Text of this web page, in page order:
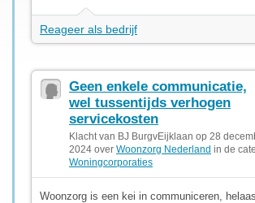
Reageer als bedrijf
Geen enkele communicatie,
wel tussentijds verhogen
servicekosten
Klacht van BJ BurgvEijklaan op 28
2024 over Woonzorg Nederland in de
Woningcorporaties
Woonzorg is een kei in communiceren,